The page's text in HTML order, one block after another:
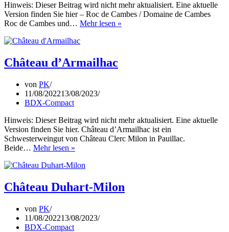
Hinweis: Dieser Beitrag wird nicht mehr aktualisiert. Eine aktuelle
Version finden Sie hier – Roc de Cambes / Domaine de Cambes
Roc de Cambes und… Mehr lesen »
Château d’Armailhac
von PK
11/08/202213/08/2023
BDX-Compact
Hinweis: Dieser Beitrag wird nicht mehr aktualisiert. Eine aktuelle
Version finden Sie hier. Château d’Armailhac ist ein
Schwesterweingut von Château Clerc Milon in Pauillac.
Beide… Mehr lesen »
Château Duhart-Milon
von PK
11/08/202213/08/2023
BDX-Compact